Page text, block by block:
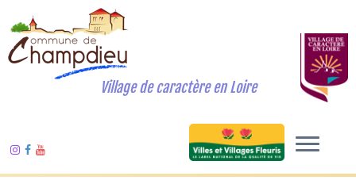
Village de caractère en Loire